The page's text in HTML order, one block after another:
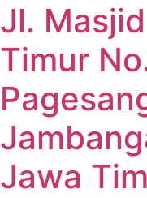
Jl.
Timur
Jawa